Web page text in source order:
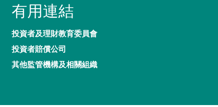
有用連結
投資者及理財教育委員會
投資者賠償公司
其他監管機構及相關組織